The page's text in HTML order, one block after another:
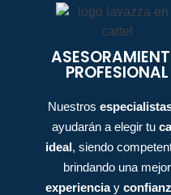
PROFESIONAL
Nuestros
ayudarán a elegir tu
ideal, siendo
brindando una mejor
experienciay